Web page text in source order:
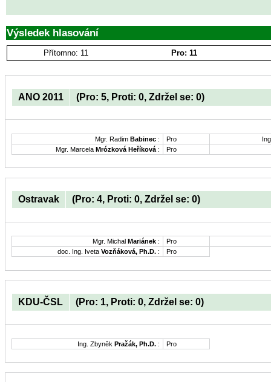
Výsledek hlasování
Přítomno: 11 Pro: 11
ANO 2011 (Pro: 5, Proti: 0, Zdržel se: 0)
Mgr. Radim Babinec : Pro
Mgr. Marcela Mrózková Heříková : Pro
Ostravak (Pro: 4, Proti: 0, Zdržel se: 0)
Mgr. Michal Mariánek :
Pro
doc. Ing. Iveta Vozňáková, Ph.D. : Pro
KDU-ČSL (Pro: 1, Proti: 0, Zdržel se: 0)
Ing. Zbyněk Pražák, Ph.D. : Pro